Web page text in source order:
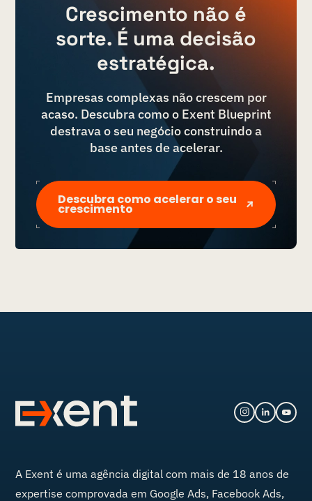
Crescimento não é
sorte. É uma decisão
estratégica.
Empresas complexas não crescem por
acaso. Descubra como o Exent Blueprint
destrava o seu negócio construindo a
base antes de acelerar.
Descubra como acelerar o seu
crescimento
A Exent é uma agência digital com mais de 18 anos de
expertise comprovada em Google Ads, Facebook Ads,